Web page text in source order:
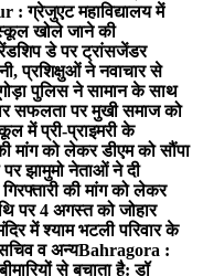
: ग्रेजुएट महाविद्यालय में
खोले जाने की
डे पर ट्रांसजेंडर
प्रशिक्षुओं ने नवाचार से
पुलिस ने सामान के साथ
सफलता पर मुखी समाज को
में प्री-प्राइमरी के
को लेकर डीएम को सौंपा
झामुमो नेताओं ने दी
की मांग को लेकर
पर 4 अगस्त को जोहार
में श्याम भटली परिवार के
व अन्यBahragora :
से बचाता है: डॉ